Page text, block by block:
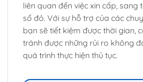
liên quan đến việc xin cấp, sang
sổ đỏ. Với sự hỗ trợ của các
bạn sẽ tiết kiệm được thời gian,
tránh được những rủi ro không
quá trình thực hiện thủ tục.